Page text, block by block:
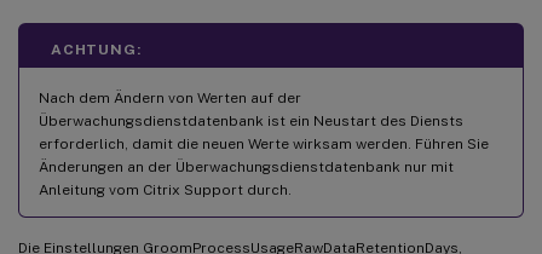
ACHTUNG:
Nach dem Ändern von Werten auf der
Überwachungsdienstdatenbank ist ein Neustart des Diensts
erforderlich, damit die neuen Werte wirksam werden. Führen Sie
Änderungen an der Überwachungsdienstdatenbank nur mit
Anleitung vom Citrix Support durch.
Die Einstellungen GroomProcessUsageRawDataRetentionDays,